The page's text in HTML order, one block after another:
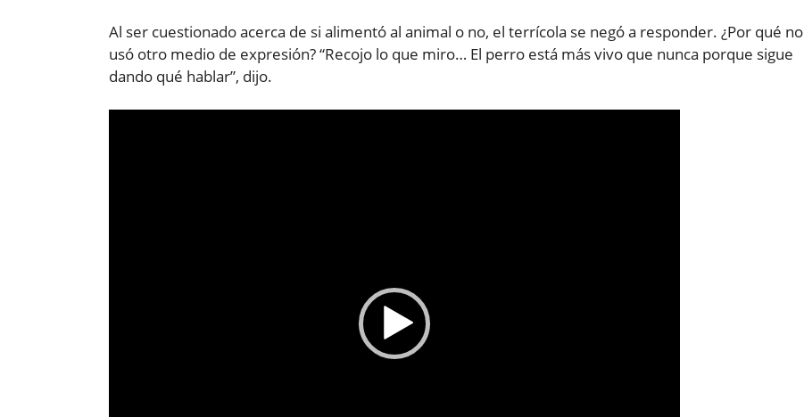
Al ser cuestionado acerca de si alimentó al animal o no, el terrícola se negó a responder. ¿Por qué no
usó otro medio de expresión? “Recojo lo que miro… El perro está más vivo que nunca porque sigue
dando qué hablar”, dijo.